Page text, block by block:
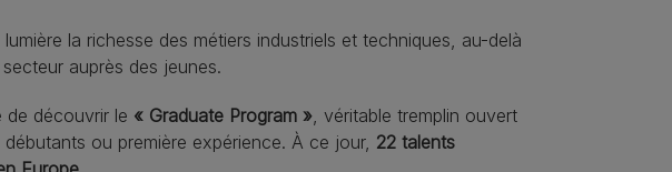
la richesse des métiers industriels et techniques, au-delà
auprès des jeunes.
de découvrir le « Graduate Program » , véritable tremplin ouvert
ou première expérience. À ce jour, 22 talents